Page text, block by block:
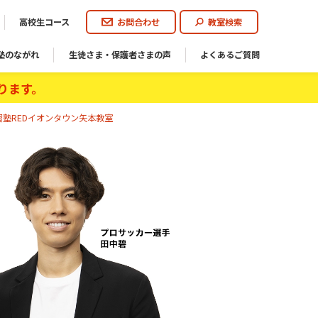
高校生コース お問合わせ 教室検索
のながれ 生徒さま・保護者さまの声 よくあるご質問
す。
REDイオンタウン矢本教室